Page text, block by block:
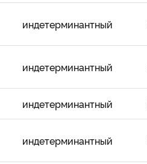
индетерминантный
индетерминантный
индетерминантный
индетерминантный